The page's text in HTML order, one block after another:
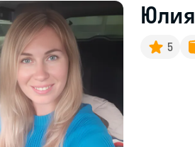
Юлия
5